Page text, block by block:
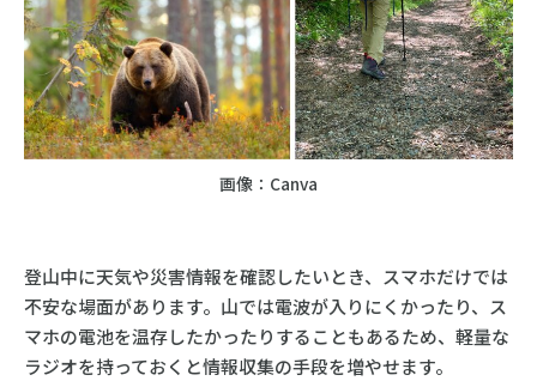
画像：Canva
登山中に天気や災害情報を確認したいとき、スマホだけでは
不安な場面があります。山では電波が入りにくかったり、ス
マホの電池を温存したかったりすることもあるため、軽量な
ラジオを持っておくと情報収集の手段を増やせます。